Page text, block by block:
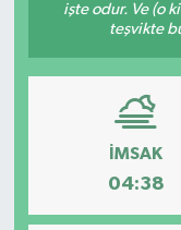
işte odur. Ve (o
teşvikte
İMSAK
04:38